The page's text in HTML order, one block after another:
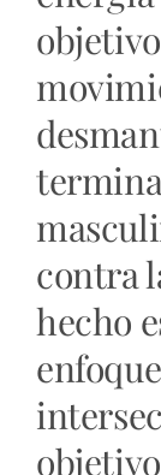
contra
hecho